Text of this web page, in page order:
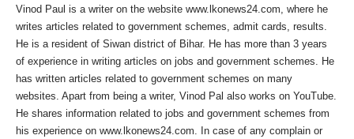
Vinod Paul is a writer on the website www.lkonews24.com, where he
writes articles related to government schemes, admit cards, results.
He is a resident of Siwan district of Bihar. He has more than 3 years
of experience in writing articles on jobs and government schemes. He
has written articles related to government schemes on many
websites. Apart from being a writer, Vinod Pal also works on YouTube.
He shares information related to jobs and government schemes from
his experience on www.lkonews24.com. In case of any complain or